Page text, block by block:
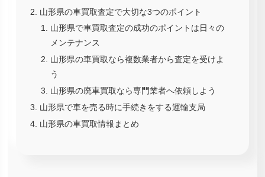
山形県の車買取査定で大切な3つのポイント
山形県で車買取査定の成功のポイントは日々の
メンテナンス
山形県の車買取なら複数業者から査定を受けよ
う
山形県の廃車買取なら専門業者へ依頼しよう
山形県で車を売る時に手続きをする運輸支局
山形県の車買取情報まとめ